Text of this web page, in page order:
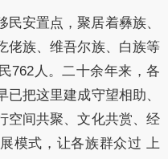
安置点，聚居着彝族、
佬族、维吾尔族、白族等
762人。二十余年来， 各
把这里建成守望相助、
空间共聚、文化共赏、经
模式，让各族群众过 上